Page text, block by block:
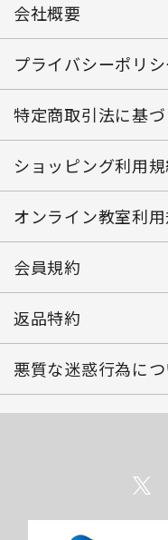
会社概要
プライバシーポリ
特定商取引法に基
ショッピング利用
オンライン教室利
会員規約
返品特約
悪質な迷惑行為に